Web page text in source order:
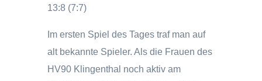
13:8 (7:7)
Im ersten Spiel des Tages traf man auf
alt bekannte Spieler. Als die Frauen des
HV90 Klingenthal noch aktiv am